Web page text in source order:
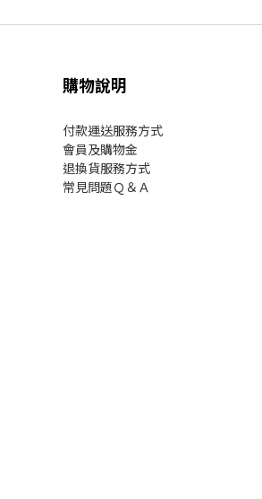
購物說明
付款運送服務方式
會員及購物金
退換貨服務方式
常見問題Ｑ＆Ａ